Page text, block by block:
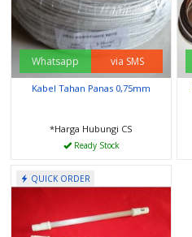
Whatsapp via SMS
Kabel Tahan Panas 0,75mm
*Harga Hubungi CS
Ready Stock
QUICK ORDER